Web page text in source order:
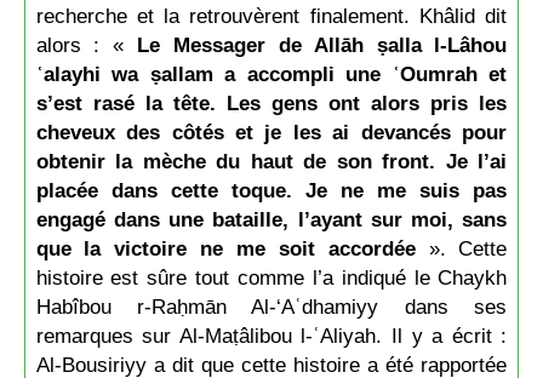
recherche et la retrouvèrent finalement. Khâlid dit
alors : « Le Messager de Allāh ṣalla l-Lâhou
ʿalayhi wa ṣallam a accompli une ʿOumrah et
s’est rasé la tête. Les gens ont alors pris les
cheveux des côtés et je les ai devancés pour
obtenir la mèche du haut de son front. Je l’ai
placée dans cette toque. Je ne me suis pas
engagé dans une bataille, l’ayant sur moi, sans
que la victoire ne me soit accordée». Cette
histoire est sûre tout comme l’a indiqué le Chaykh
Habîbou r-Raḥmān Al-‘Aʿdhamiyy dans ses
remarques sur Al-Maṭâlibou l-ʿAliyah. Il y a écrit :
Al-Bousiriyy a dit que cette histoire a été rapportée